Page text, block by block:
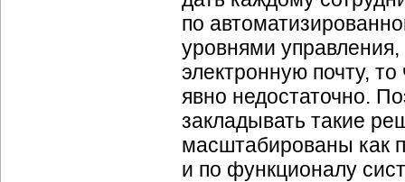
по
уровнями
электронную почту,
явно недостаточно.
закладывать такие
масштабированы как
и по функционалу